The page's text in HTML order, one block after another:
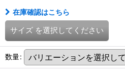
在庫確認はこちら
サイズ を選択してください
数量: